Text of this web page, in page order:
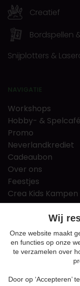
Creatief
Bordspellen
Snijplotters &
NAVIGATIE
Workshops
Hobby- & Spelcafé
Promo
Neverlandkrediet
Cadeaubon
Over ons
Feestjes
Crea Kids Kampen
FAQ
Tips & tricks
Contact
Nieuws &
Wij
Onze website maakt
en functies op onze
te verzamelen over
Door op ‘Accepteren’